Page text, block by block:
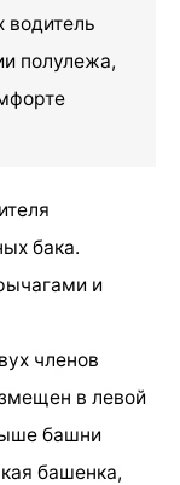
водитель
полулежа,
бака.
и
членов
в левой
башни
башенка,